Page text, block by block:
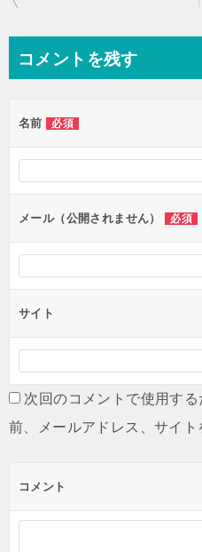
ビ
ー
シ
ン
コメントを残す
名前 必須
メール（公開されません） 必須
サイト
次回のコメントで使用す
前、メールアドレス、サイト
コメント